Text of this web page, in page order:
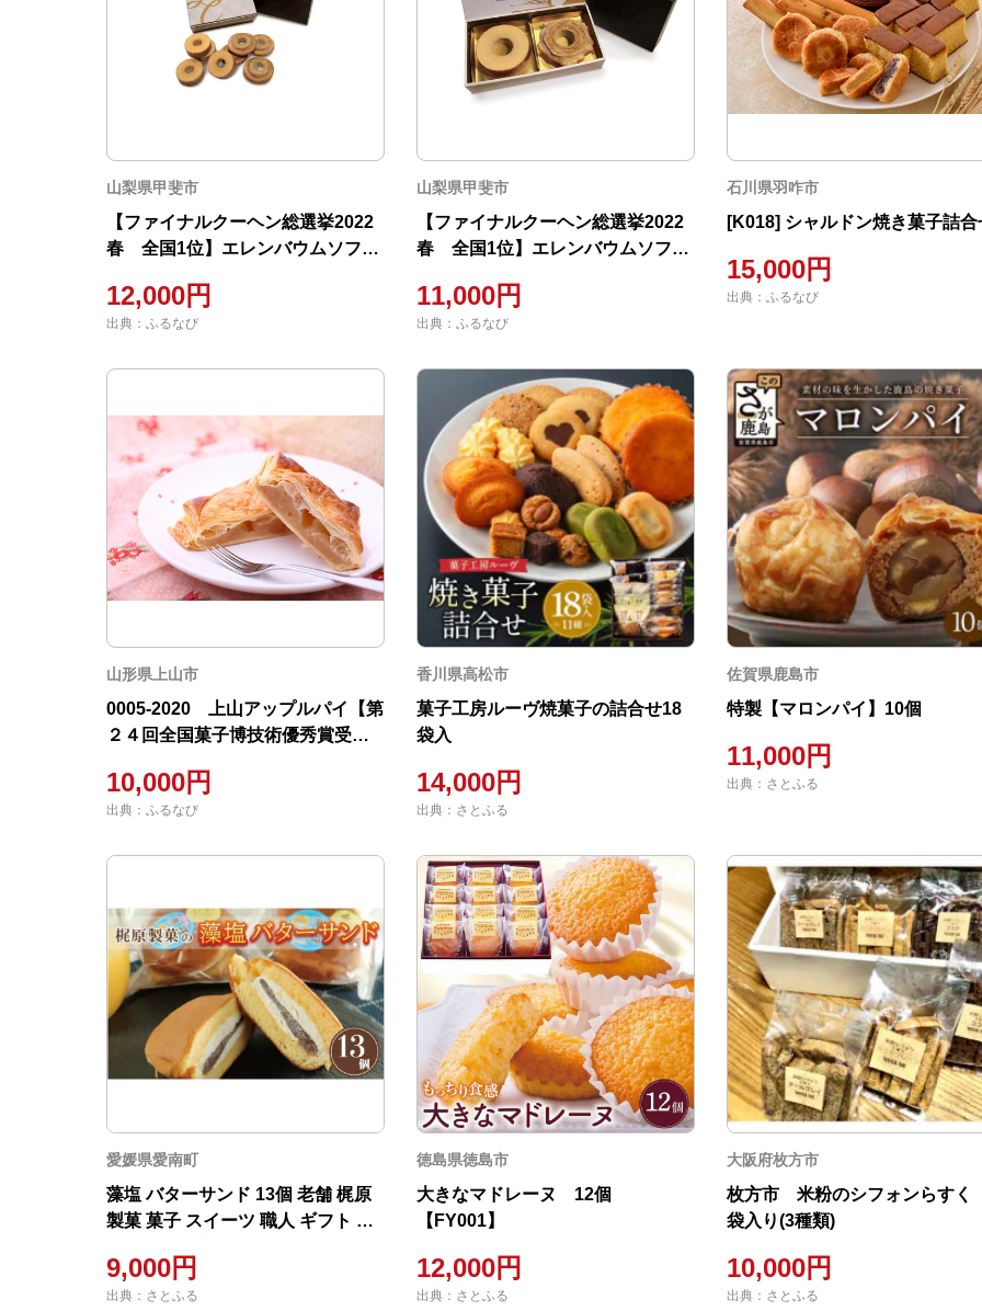
山梨県甲斐市
【ファイナルクーヘン総選挙2022
春 全国1位】エレンバウムソフト
クス入)
12,000円
出典：ふるなび
山梨県甲斐市
【ファイナルクーヘン総選挙2022
春 全国1位】エレンバウムソフト
11,000円
出典：ふるなび
石川県羽咋市
[K018] シャルドン焼き菓子詰合
15,000円
出典：ふるなび
山形県上山市
0005-2020 上山アップルパイ【第
２４回全国菓子博技術優秀賞受
10,000円
出典：ふるなび
香川県高松市
菓子工房ルーヴ焼菓子の詰合せ18
袋入
14,000円
出典：さとふる
佐賀県鹿島市
特製【マロンパイ】10個
11,000円
出典：さとふる
愛媛県愛南町
藻塩 バターサンド 13個 老舗 梶原
製菓 菓子 スイーツ 職人 ギフト 愛
9,000円
出典：さとふる
徳島県徳島市
大きなマドレーヌ 12個
【FY001】
12,000円
出典：さとふる
大阪府枚方市
枚方市 米粉のシフォンらす
袋入り(3種類)
10,000円
出典：さとふる